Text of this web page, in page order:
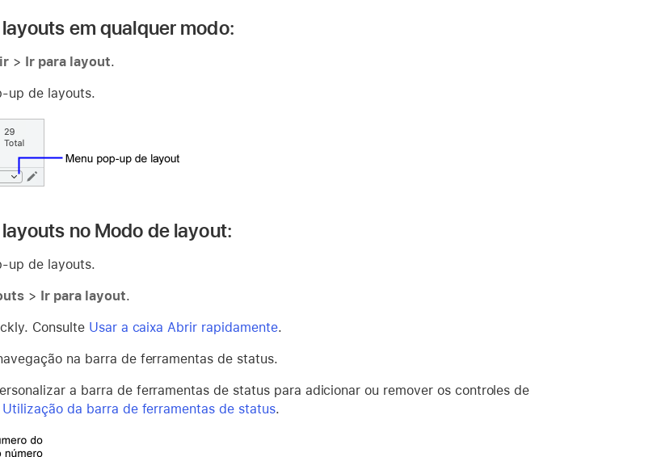
em qualquer modo:
> Ir para layout.
up de layouts.
no Modo de layout:
up de layouts.
> Ir para layout.
Consulte Usar a caixa Abrir rapidamente.
na barra de ferramentas de status.
a barra de ferramentas de status para adicionar ou remover os controles de
Utilização da barra de ferramentas de status.